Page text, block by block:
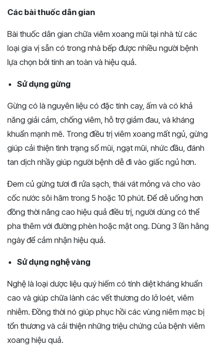
Các bài thuốc dân gian
Bài thuốc dân gian chữa viêm xoang mũi tại nhà từ các
loại gia vị sẵn có trong nhà bếp được nhiều người bệnh
lựa chọn bởi tính an toàn và hiệu quả.
Sử dụng gừng
Gừng có là nguyên liệu có đặc tính cay, ấm và có khả
năng giải cảm, chống viêm, hỗ trợ giảm đau, và kháng
khuẩn mạnh mẽ. Trong điều trị viêm xoang mất ngủ, gừng
giúp cải thiện tình trạng sổ mũi, ngạt mũi, nhức đầu, đánh
tan dịch nhầy giúp người bệnh dễ đi vào giấc ngủ hơn.
Đem củ gừng tươi đi rửa sạch, thái vát mỏng và cho vào
cốc nước sôi hãm trong 5 hoặc 10 phút. Để dễ uống hơn
đồng thời nâng cao hiệu quả điều trị, người dùng có thể
pha thêm với đường phèn hoặc mật ong. Dùng 3 lần hằng
ngày để cảm nhận hiệu quả.
Sử dụng nghệ vàng
Nghệ là loại dược liệu quý hiếm có tính diệt kháng khuẩn
cao và giúp chữa lành các vết thương do lở loét, viêm
nhiễm. Đồng thời nó giúp phục hồi các vùng niêm mạc bị
tổn thương và cải thiện những triệu chứng của bệnh viêm
xoang hiệu quả.